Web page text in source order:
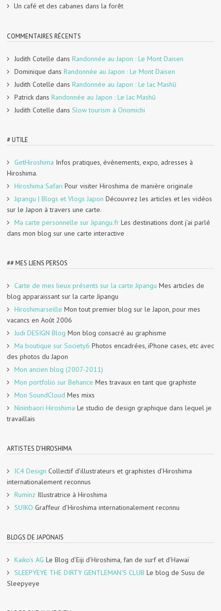
Un café et des cabanes dans la forêt
COMMENTAIRES RÉCENTS
Judith Cotelle dans Randonnée au Japon : Le Mont Daisen
Dominique dans Randonnée au Japon : Le Mont Daisen
Judith Cotelle dans Randonnée au Japon : Le lac Mashū
Patrick dans Randonnée au Japon : Le lac Mashū
Judith Cotelle dans Slow tourism à Onomichi
# UTILE
GetHiroshima Infos pratiques, évènements, expo, adresses à
Hiroshima.
Hiroshima Safari Pour visiter Hiroshima de manière originale
Jipangu | Blogs et Vlogs Japon Découvrez les articles et les vidéos
sur le Japon à travers une carte.
Ma carte personnelle sur Jipangu.fr Les destinations dont j’ai parlé
dans mon blog sur une carte interactive
## MES LIENS PERSOS
Carte de mes lieux présents sur la carte Jipangu Mes articles de
blog apparaissant sur la carte Jipangu
Hiroshimarseille Mon tout premier blog sur le Japon, pour mes
vacancs en Août 2006
Judi DESIGN Blog Mon blog consacré au graphisme
Ma boutique sur Society6 Photos encadrées, iPhone cases, etc avec
des photos du Japon
Mon ancien blog (2007-2011)
Mon portfolio sur Behance Mes travaux en tant que graphiste
Mon SoundCloud Mes mixs
Nininbaori Hiroshima Le studio de design graphique dans lequel je
travaillais
ARTISTES D'HIROSHIMA
IC4 Design Collectif d’illustrateurs et graphistes d’Hiroshima
internationalement reconnus
Ruminz Illustratrice à Hiroshima
SUIKO Graffeur d’Hiroshima internationalement reconnu
BLOGS DE JAPONAIS
Kaiko's AG Le Blog d’Eiji d’Hiroshima, fan de surf et d’Hawaï
SLEEPYEYE THE DIRTY GENTLEMAN'S CLUB Le blog de Susu de
Sleepyeye